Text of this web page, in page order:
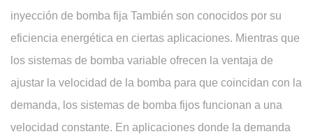
inyección de bomba fija También son conocidos por su
eficiencia energética en ciertas aplicaciones. Mientras que
los sistemas de bomba variable ofrecen la ventaja de
ajustar la velocidad de la bomba para que coincidan con la
demanda, los sistemas de bomba fijos funcionan a una
velocidad constante. En aplicaciones donde la demanda